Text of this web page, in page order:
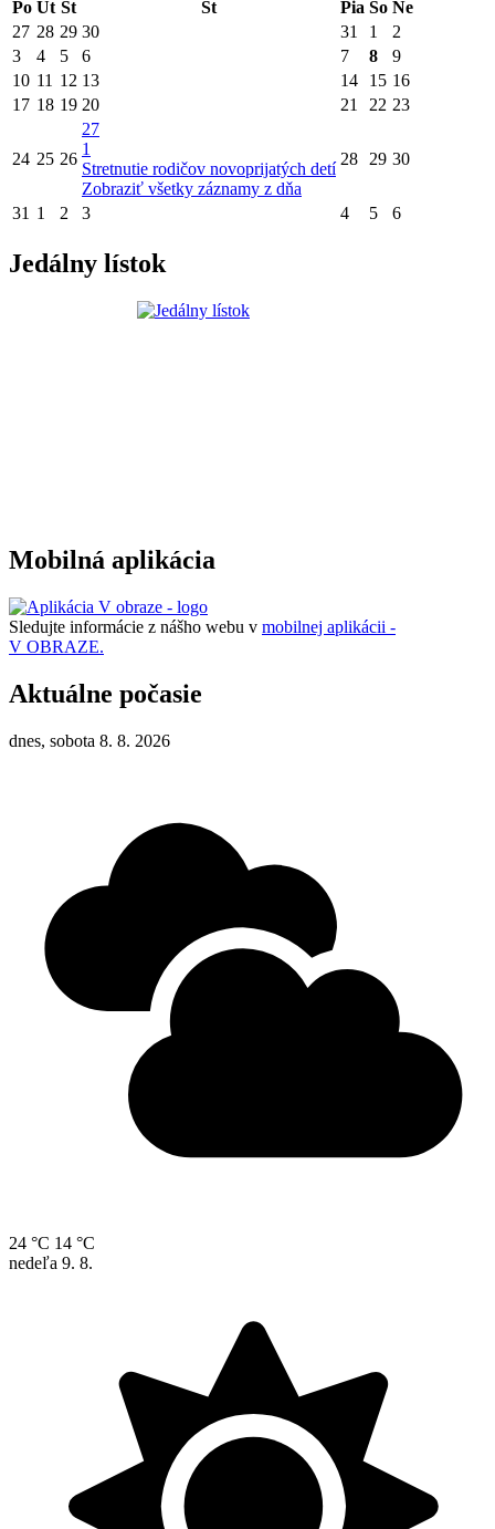
Po Ut St Št Pia So Ne
27 28 29 30 31 1
2
3
4 5 6 7 8
9
10 11 12 13 14 15 16
17 18 19 20 21 22 23
24 25 26
27
1
Stretnutie rodičov novoprijatých detí
Zobraziť všetky záznamy z dňa
28 29 30
31 1 2 3 4 5 6
Jedálny lístok
Mobilná aplikácia
Sledujte informácie z nášho webu v mobilnej aplikácii -
V OBRAZE.
Aktuálne počasie
dnes, sobota 8. 8. 2026
24 °C 14 °C
nedeľa 9. 8.